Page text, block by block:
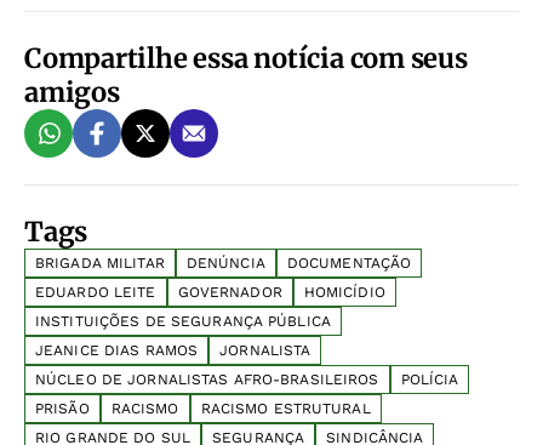
Compartilhe essa notícia com seus
amigos
Tags
BRIGADA MILITAR DENÚNCIA
DOCUMENTAÇÃO
EDUARDO LEITE
GOVERNADOR
HOMICÍDIO
INSTITUIÇÕES DE SEGURANÇA PÚBLICA
JEANICE DIAS RAMOS
JORNALISTA
NÚCLEO DE JORNALISTAS AFRO-BRASILEIROS
POLÍCIA
PRISÃO
RACISMO
RACISMO ESTRUTURAL
RIO GRANDE DO SUL
SEGURANÇA SINDICÂNCIA